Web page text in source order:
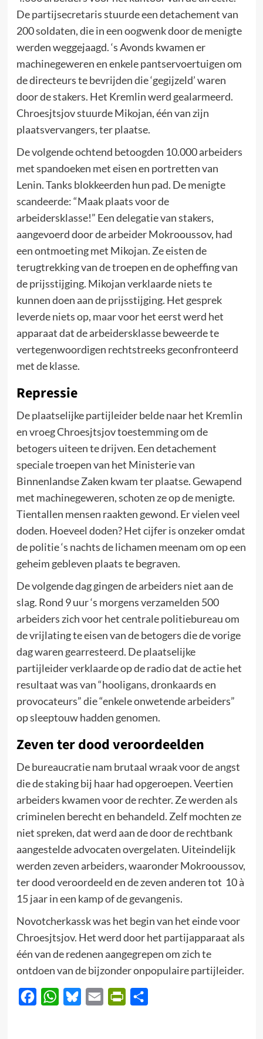
De partijsecretaris stuurde een detachement van
200 soldaten, die in een oogwenk door de menigte
werden weggejaagd. ‘s Avonds kwamen er
machinegeweren en enkele pantservoertuigen om
de directeurs te bevrijden die ‘gegijzeld’ waren
door de stakers. Het Kremlin werd gealarmeerd.
Chroesjtsjov stuurde Mikojan, één van zijn
plaatsvervangers, ter plaatse.
De volgende ochtend betoogden 10.000 arbeiders
met spandoeken met eisen en portretten van
Lenin. Tanks blokkeerden hun pad. De menigte
scandeerde: “Maak plaats voor de
arbeidersklasse!” Een delegatie van stakers,
aangevoerd door de arbeider Mokrooussov, had
een ontmoeting met Mikojan. Ze eisten de
terugtrekking van de troepen en de opheffing van
de prijsstijging. Mikojan verklaarde niets te
kunnen doen aan de prijsstijging. Het gesprek
leverde niets op, maar voor het eerst werd het
apparaat dat de arbeidersklasse beweerde te
vertegenwoordigen rechtstreeks geconfronteerd
met de klasse.
Repressie
De plaatselijke partijleider belde naar het Kremlin
en vroeg Chroesjtsjov toestemming om de
betogers uiteen te drijven. Een detachement
speciale troepen van het Ministerie van
Binnenlandse Zaken kwam ter plaatse. Gewapend
met machinegeweren, schoten ze op de menigte.
Tientallen mensen raakten gewond. Er vielen veel
doden. Hoeveel doden? Het cijfer is onzeker omdat
de politie ‘s nachts de lichamen meenam om op een
geheim gebleven plaats te begraven.
De volgende dag gingen de arbeiders niet aan de
slag. Rond 9 uur ‘s morgens verzamelden 500
arbeiders zich voor het centrale politiebureau om
de vrijlating te eisen van de betogers die de vorige
dag waren gearresteerd. De plaatselijke
partijleider verklaarde op de radio dat de actie het
resultaat was van “hooligans, dronkaards en
provocateurs” die “enkele onwetende arbeiders”
op sleeptouw hadden genomen.
Zeven ter dood veroordeelden
De bureaucratie nam brutaal wraak voor de angst
die de staking bij haar had opgeroepen. Veertien
arbeiders kwamen voor de rechter. Ze werden als
criminelen berecht en behandeld. Zelf mochten ze
niet spreken, dat werd aan de door de rechtbank
aangestelde advocaten overgelaten. Uiteindelijk
werden zeven arbeiders, waaronder Mokrooussov,
ter dood veroordeeld en de zeven anderen tot 10 à
15 jaar in een kamp of de gevangenis.
Novotcherkassk was het begin van het einde voor
Chroesjtsjov. Het werd door het partijapparaat als
één van de redenen aangegrepen om zich te
ontdoen van de bijzonder onpopulaire partijleider.
FacebookWhatsApp
BlueskyEmail PrintFriendly